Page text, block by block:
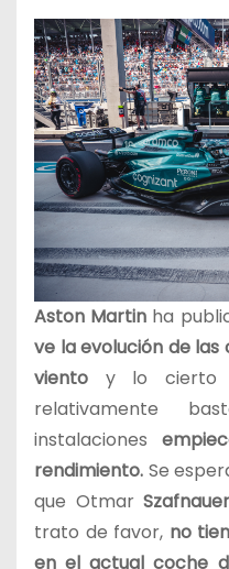
Aston Martin ha
ve la evolución de las
viento y lo cierto
relativamente
instalaciones
rendimiento. Se
que Otmar
trato de favor, no
en el actual coche